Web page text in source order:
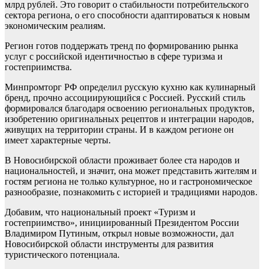
млрд рублей. Это говорит о стабильности потребительского
сектора региона, о его способности адаптироваться к новым
экономическим реалиям.
Регион готов поддержать тренд по формированию рынка
услуг с российской идентичностью в сфере туризма и
гостеприимства.
Минпромторг РФ определил русскую кухню как кулинарный
бренд, прочно ассоциирующийся с Россией. Русский стиль
формировался благодаря освоению региональных продуктов,
изобретению оригинальных рецептов и интеграции народов,
живущих на территории страны. И в каждом регионе он
имеет характерные черты.
В Новосибирской области проживает более ста народов и
национальностей, и значит, она может представить жителям и
гостям региона не только культурное, но и гастрономическое
разнообразие, познакомить с историей и традициями народов.
Добавим, что национальный проект «Туризм и
гостеприимство», инициированный Президентом России
Владимиром Путиным, открыл новые возможности, дал
Новосибирской области инструменты для развития
туристического потенциала.